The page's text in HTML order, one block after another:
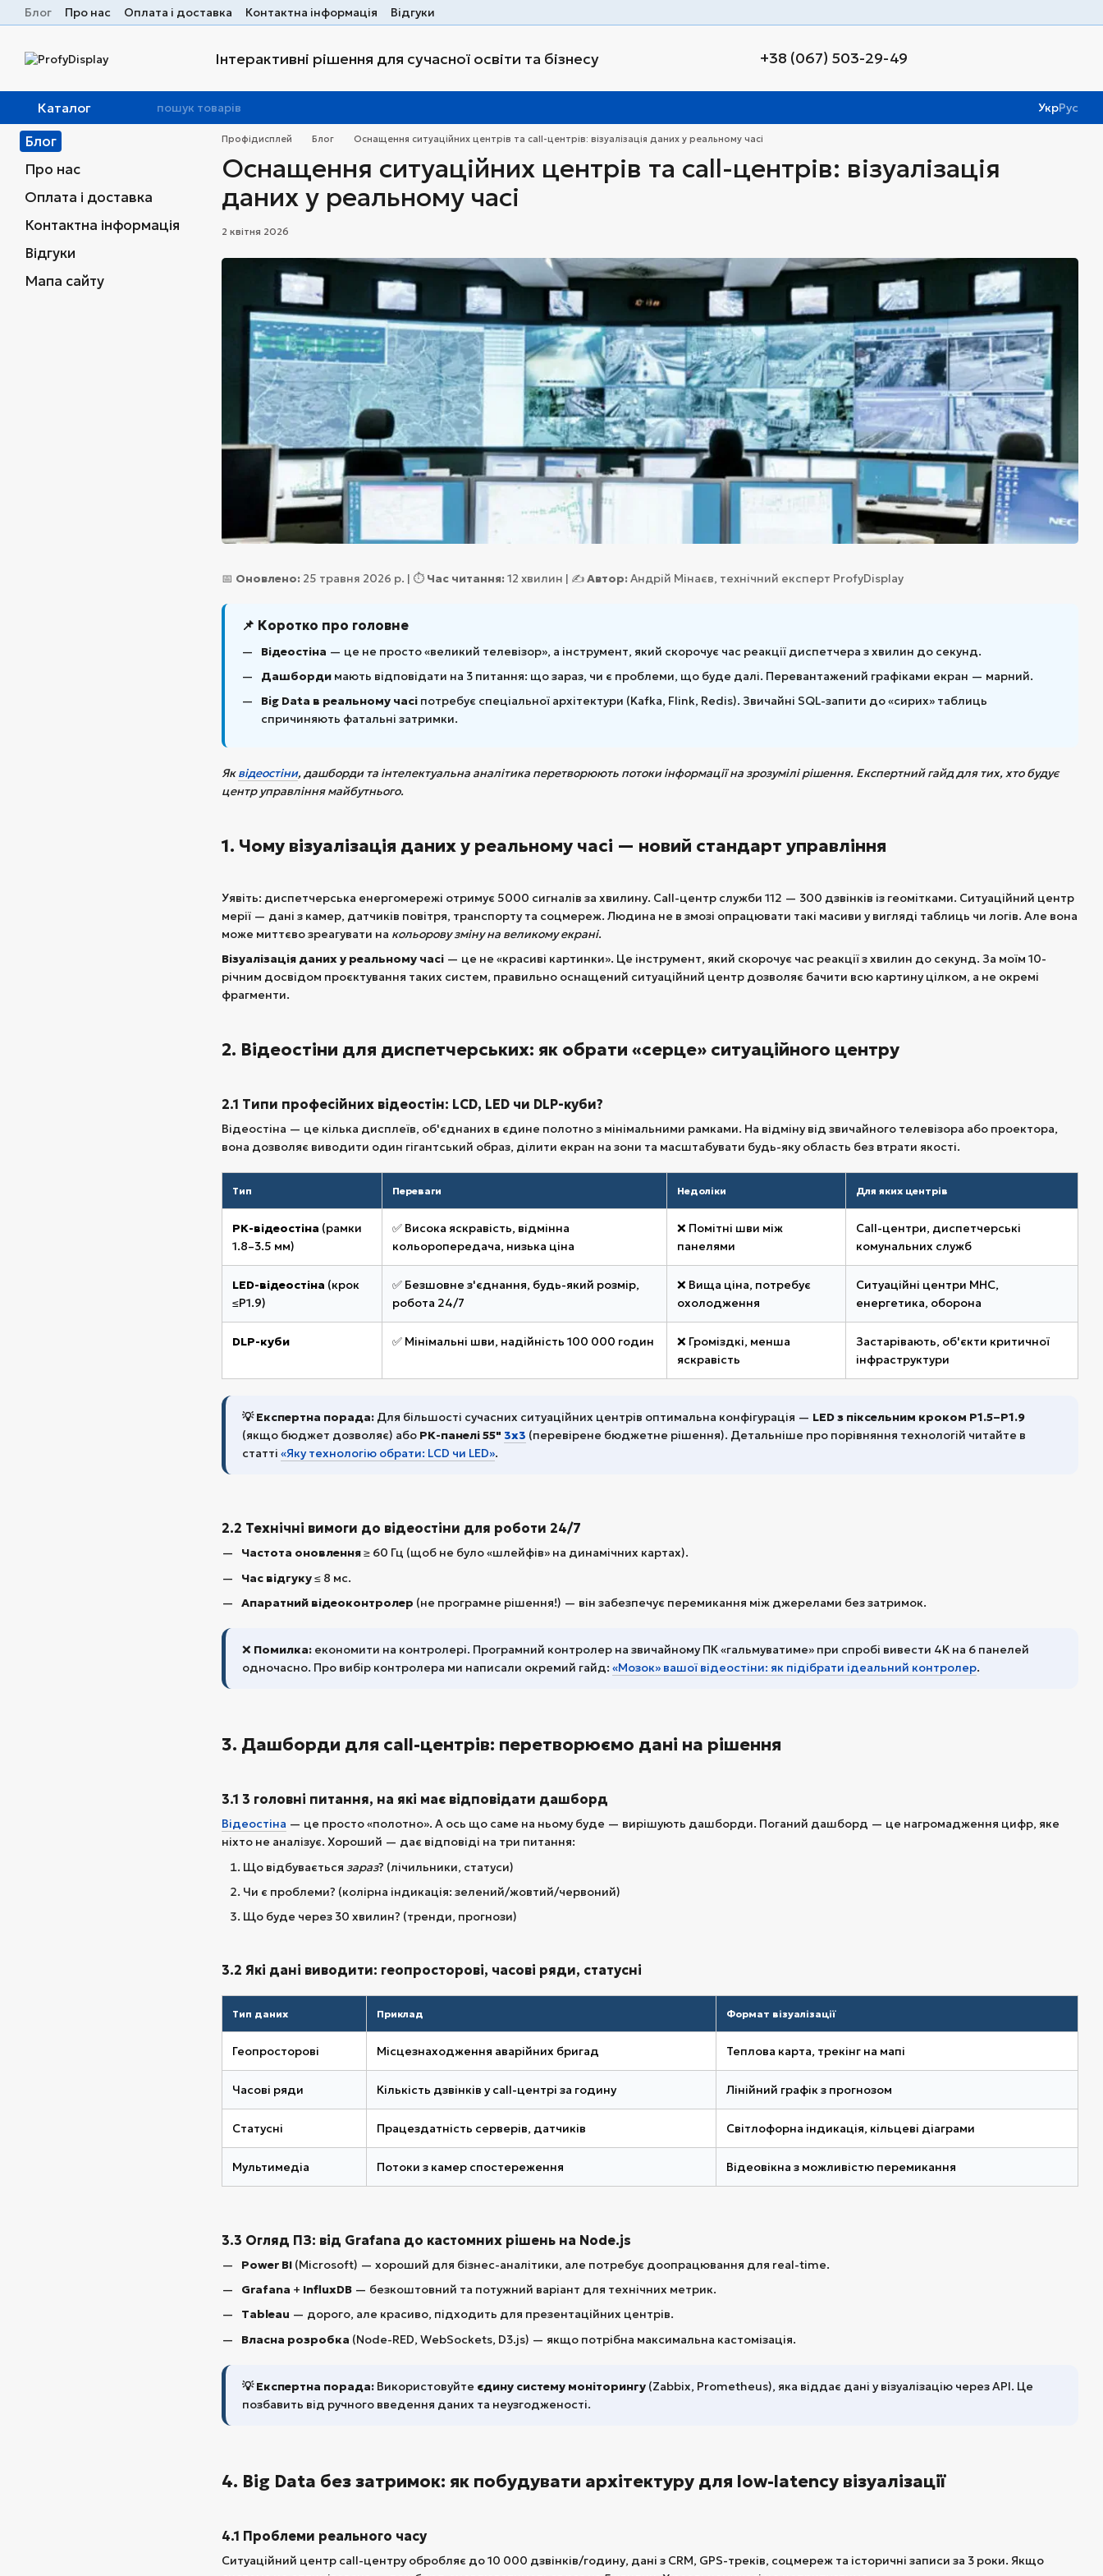
Перейти до основного контенту
Блог Про нас Оплата і доставка Контактна інформація Відгуки
Інтерактивні рішення для сучасної освіти та бізнесу +38 (067) 503-29-49
Каталог УкрРус
Профідисплей Блог Оснащення ситуаційних центрів та call-центрів: візуалізація даних у реальному часі
Оснащення ситуаційних центрів та call-центрів: візуалізація
даних у реальному часі
2 квітня 2026
📅 Оновлено: 25 травня 2026 р. | ⏱️ Час читання: 12 хвилин | ✍️Автор: Андрій Мінаєв, технічний експерт ProfyDisplay
📌 Коротко про головне
Відеостіна — це не просто «великий телевізор», а інструмент, який скорочує час реакції диспетчера з хвилин до секунд.
Дашборди мають відповідати на 3 питання: що зараз, чи є проблеми, що буде далі. Перевантажений графіками екран — марний.
Big Data в реальному часі потребує спеціальної архітектури (Kafka, Flink, Redis). Звичайні SQL-запити до «сирих» таблиць
спричиняють фатальні затримки.
Яквідеостіни, дашборди та інтелектуальна аналітика перетворюють потоки інформації на зрозумілі рішення. Експертний гайд для тих, хто будує
центр управління майбутнього.
1. Чому візуалізація даних у реальному часі — новий стандарт управління
Уявіть: диспетчерська енергомережі отримує 5000 сигналів за хвилину. Call-центр служби 112 — 300 дзвінків із геомітками. Ситуаційний центр
мерії — дані з камер, датчиків повітря, транспорту та соцмереж. Людина не в змозі опрацювати такі масиви у вигляді таблиць чи логів. Але вона
може миттєво зреагувати на кольорову зміну на великому екрані.
Візуалізація даних у реальному часі — це не «красиві картинки». Це інструмент, який скорочує час реакції з хвилин до секунд. За моїм 10-
річним досвідом проєктування таких систем, правильно оснащений ситуаційний центр дозволяє бачити всю картину цілком, а не окремі
фрагменти.
2. Відеостіни для диспетчерських: як обрати «серце» ситуаційного центру
2.1 Типи професійних відеостін: LCD, LED чи DLP-куби?
Відеостіна — це кілька дисплеїв, об'єднаних в єдине полотно з мінімальними рамками. На відміну від звичайного телевізора або проектора,
вона дозволяє виводити один гігантський образ, ділити екран на зони та масштабувати будь-яку область без втрати якості.
Тип Переваги Недоліки Для яких центрів
РК-відеостіна (рамки
1.8–3.5 мм)
✅ Висока яскравість, відмінна
кольоропередача, низька ціна
❌ Помітні шви між
панелями
Call-центри, диспетчерські
комунальних служб
LED-відеостіна (крок
≤P1.9)
✅ Безшовне з'єднання, будь-який розмір,
робота 24/7
❌ Вища ціна, потребує
охолодження
Ситуаційні центри МНС,
енергетика, оборона
DLP-куби ✅ Мінімальні шви, надійність 100 000 годин
❌ Громіздкі, менша
яскравість
Застарівають, об'єкти критичної
інфраструктури
💡 Експертна порада: Для більшості сучасних ситуаційних центрів оптимальна конфігурація — LED з піксельним кроком P1.5–P1.9
(якщо бюджет дозволяє) або РК-панелі 55" 3х3 (перевірене бюджетне рішення). Детальніше про порівняння технологій читайте в
статті «Яку технологію обрати: LCD чи LED».
2.2 Технічні вимоги до відеостіни для роботи 24/7
Частота оновлення≥ 60 Гц (щоб не було «шлейфів» на динамічних картах).
Час відгуку≤ 8 мс.
Апаратний відеоконтролер (не програмне рішення!) — він забезпечує перемикання між джерелами без затримок.
❌ Помилка: економити на контролері. Програмний контролер на звичайному ПК «гальмуватиме» при спробі вивести 4K на 6 панелей
одночасно. Про вибір контролера ми написали окремий гайд: «Мозок» вашої відеостіни: як підібрати ідеальний контролер.
3. Дашборди для call-центрів: перетворюємо дані на рішення
3.1 3 головні питання, на які має відповідати дашборд
Відеостіна — це просто «полотно». А ось що саме на ньому буде — вирішують дашборди. Поганий дашборд — це нагромадження цифр, яке
ніхто не аналізує. Хороший — дає відповіді на три питання:
Що відбувається зараз? (лічильники, статуси)
Чи є проблеми? (колірна індикація: зелений/жовтий/червоний)
Що буде через 30 хвилин? (тренди, прогнози)
3.2 Які дані виводити: геопросторові, часові ряди, статусні
Тип даних Приклад Формат візуалізації
Геопросторові Місцезнаходження аварійних бригад Теплова карта, трекінг на мапі
Часові ряди Кількість дзвінків у call-центрі за годину Лінійний графік з прогнозом
Статусні Працездатність серверів, датчиків Світлофорна індикація, кільцеві діаграми
Мультимедіа Потоки з камер спостереження Відеовікна з можливістю перемикання
3.3 Огляд ПЗ: від Grafana до кастомних рішень на Node.js
Power BI (Microsoft) — хороший для бізнес-аналітики, але потребує доопрацювання для real-time.
Grafana + InfluxDB — безкоштовний та потужний варіант для технічних метрик.
Tableau — дорого, але красиво, підходить для презентаційних центрів.
Власна розробка (Node-RED, WebSockets, D3.js) — якщо потрібна максимальна кастомізація.
💡 Експертна порада: Використовуйте єдину систему моніторингу (Zabbix, Prometheus), яка віддає дані у візуалізацію через API. Це
позбавить від ручного введення даних та неузгодженості.
4. Big Data без затримок: як побудувати архітектуру для low-latency візуалізації
4.1 Проблеми реального часу
Ситуаційний центр call-центру обробляє до 10 000 дзвінків/годину, дані з CRM, GPS-треків, соцмереж та історичні записи за 3 роки. Якщо
Блог
Про нас
Оплата і доставка
Контактна інформація
Відгуки
Мапа сайту